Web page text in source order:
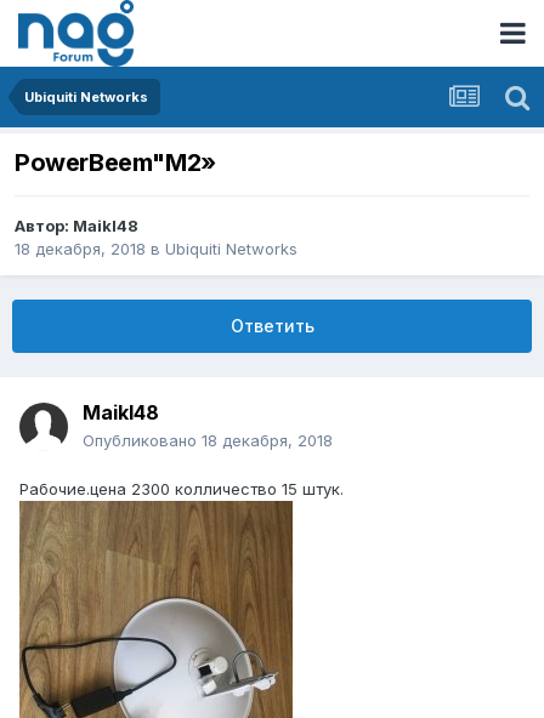
Ubiquiti Networks
PowerBeem"M2»
Автор: Maikl48
18 декабря, 2018 в Ubiquiti Networks
Ответить
Maikl48
Опубликовано 18 декабря, 2018
Рабочие.цена 2300 колличество 15 штук.